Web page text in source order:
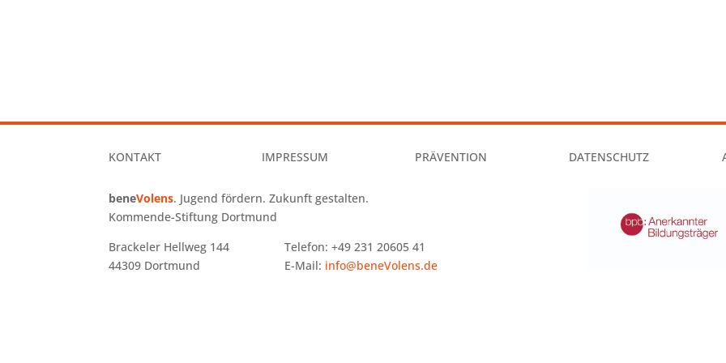
KONTAKT IMPRESSUM PRÄVENTION DATENSCHUTZ
beneVolens. Jugend fördern. Zukunft gestalten.
Kommende-Stiftung Dortmund
Brackeler Hellweg 144 Telefon: +49 231 20605 41
44309 Dortmund E-Mail: info@beneVolens.de